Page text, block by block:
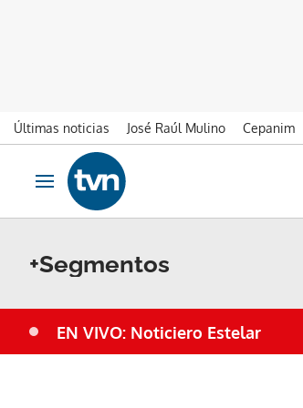
Últimas noticias José Raúl Mulino Cepanim
Ir al contenido
Obrir navegació
+Segmentos
EN VIVO: Noticiero Estelar